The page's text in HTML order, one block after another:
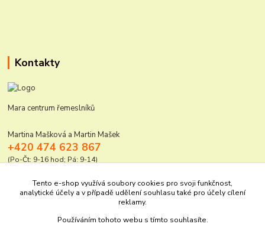
Kontakty
Mara centrum řemeslníků
Martina Mašková a Martin Mašek
+420 474 623 867
(Po-Čt: 9-16 hod; Pá: 9-14)
mara@elektro-naradi.cz
Tento e-shop využívá soubory cookies pro svoji funkčnost,
analytické účely a v případě udělení souhlasu také pro účely cílení
reklamy.
Používáním tohoto webu s tímto souhlasíte.